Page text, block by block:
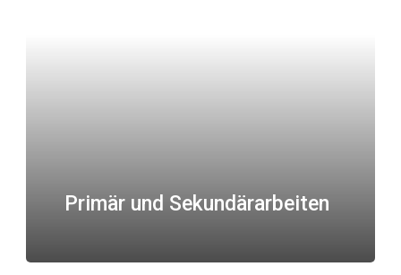
Primär und Sekundärarbeiten